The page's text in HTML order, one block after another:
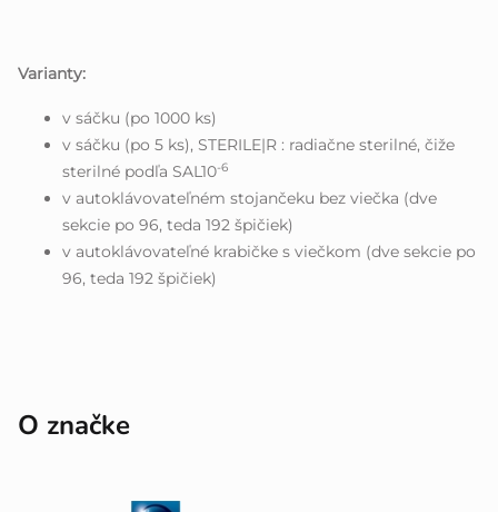
Varianty:
v sáčku (po 1000 ks)
v sáčku (po 5 ks), STERILE|R : radiačne sterilné, čiže
sterilné podľa SAL10-6
v autoklávovateľném stojančeku bez viečka (dve
sekcie po 96, teda 192 špičiek)
v autoklávovateľné krabičke s viečkom (dve sekcie po
96, teda 192 špičiek)
O značke